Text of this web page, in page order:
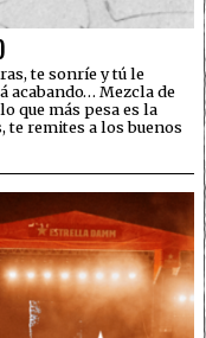
te sonríe y tú le
acabando… Mezcla de
que más pesa es la
te remites a los buenos